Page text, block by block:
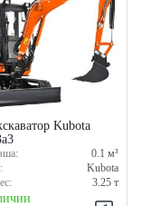
Kubota
0.1 м³
Kubota
3.25 т